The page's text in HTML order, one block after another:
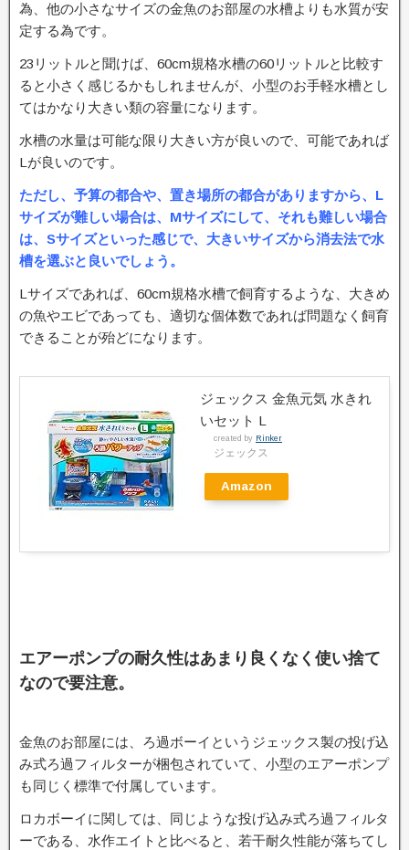
為、他の小さなサイズの金魚のお部屋の水槽よりも水質が安
定する為です。
23リットルと聞けば、60cm規格水槽の60リットルと比較す
ると小さく感じるかもしれませんが、小型のお手軽水槽とし
てはかなり大きい類の容量になります。
水槽の水量は可能な限り大きい方が良いので、可能であれば
Lが良いのです。
ただし、予算の都合や、置き場所の都合がありますから、L
サイズが難しい場合は、Mサイズにして、それも難しい場合
は、Sサイズといった感じで、大きいサイズから消去法で水
槽を選ぶと良いでしょう。
Lサイズであれば、60cm規格水槽で飼育するような、大きめ
の魚やエビであっても、適切な個体数であれば問題なく飼育
できることが殆どになります。
ジェックス 金魚元気 水きれ
いセット L
created by Rinker
ジェックス
Amazon
エアーポンプの耐久性はあまり良くなく使い捨て
なので要注意。
金魚のお部屋には、ろ過ボーイというジェックス製の投げ込
み式ろ過フィルターが梱包されていて、小型のエアーポンプ
も同じく標準で付属しています。
ロカボーイに関しては、同じような投げ込み式ろ過フィルタ
ーである、水作エイトと比べると、若干耐久性能が落ちてし